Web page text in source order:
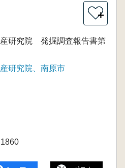
＋
研究院 発掘調査報告書第
研究院、南原市